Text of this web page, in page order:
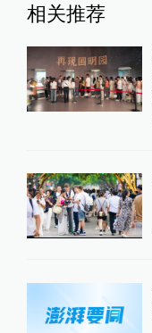
相关推荐